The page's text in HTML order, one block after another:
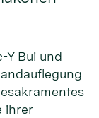
Y Bui und
ihrer